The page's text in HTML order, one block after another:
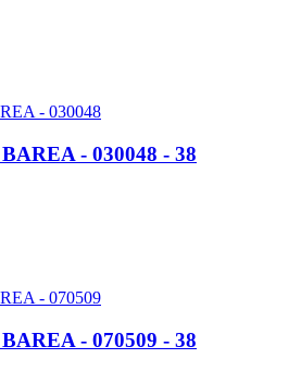
- 030048 - 38
- 070509 - 38